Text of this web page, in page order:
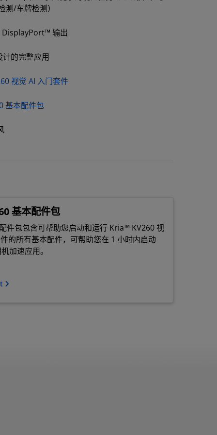
测/车牌检测）
DisplayPort™ 输出
计的完整应用
视觉 AI 入门套件
基本配件包
基本配件包
件包包含可帮助您启动和运行 Kria™ KV260 视
的所有基本配件，可帮助您在 1 小时内启动
加速应用。